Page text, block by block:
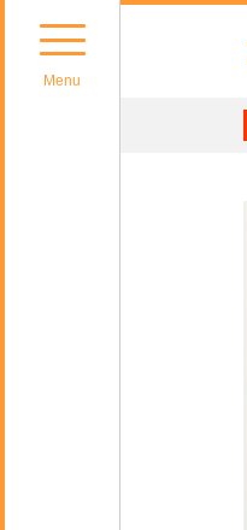
Menu